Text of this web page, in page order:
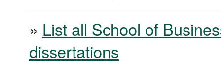
» List all School of
dissertations